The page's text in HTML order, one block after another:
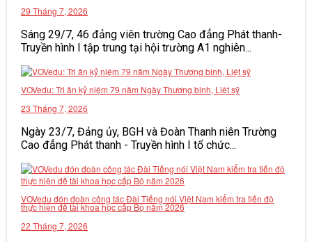
29 Tháng 7, 2026
Sáng 29/7, 46 đảng viên trường Cao đẳng Phát thanh-
Truyền hình I tập trung tại hội trường A1 nghiên...
VOVedu: Tri ân kỷ niệm 79 năm Ngày Thương binh, Liệt sỹ
23 Tháng 7, 2026
Ngày 23/7, Đảng ủy, BGH và Đoàn Thanh niên Trường
Cao đẳng Phát thanh - Truyền hình I tổ chức...
VOVedu đón đoàn công tác Đài Tiếng nói Việt Nam kiểm tra tiến độ
thực hiện đề tài khoa học cấp Bộ năm 2026
22 Tháng 7, 2026